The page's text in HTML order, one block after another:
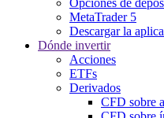
MetaTrader 5
Descargar la
Dónde invertir
Acciones
ETFs
Derivados
CFD sobre